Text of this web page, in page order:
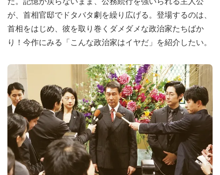
が、首相官邸でドタバタ劇を繰り広げる。登場するのは、
首相をはじめ、彼を取り巻くダメダメな政治家たちばか
り！今作にみる「こんな政治家はイヤだ」を紹介したい。